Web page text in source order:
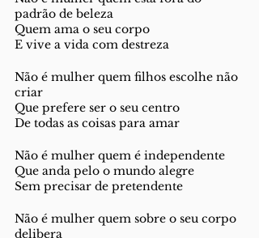
padrão de beleza
Quem ama o seu corpo
E vive a vida com destreza
Não é mulher quem filhos escolhe não
criar
Que prefere ser o seu centro
De todas as coisas para amar
Não é mulher quem é independente
Que anda pelo o mundo alegre
Sem precisar de pretendente
Não é mulher quem sobre o seu corpo
delibera